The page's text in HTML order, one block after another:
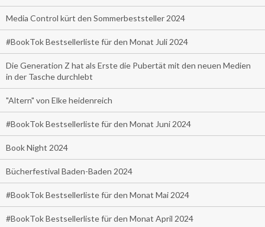
Media Control kürt den Sommerbeststeller 2024
#BookTok Bestsellerliste für den Monat Juli 2024
Die Generation Z hat als Erste die Pubertät mit den neuen Medien
in der Tasche durchlebt
"Altern" von Elke heidenreich
#BookTok Bestsellerliste für den Monat Juni 2024
Book Night 2024
Bücherfestival Baden-Baden 2024
#BookTok Bestsellerliste für den Monat Mai 2024
#BookTok Bestsellerliste für den Monat April 2024